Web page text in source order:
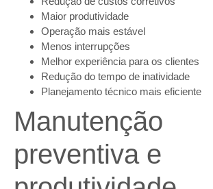
Maior produtividade
Operação mais estável
Menos interrupções
Melhor experiência para os clientes
Redução do tempo de inatividade
Planejamento técnico mais eficiente
Manutenção
preventiva e